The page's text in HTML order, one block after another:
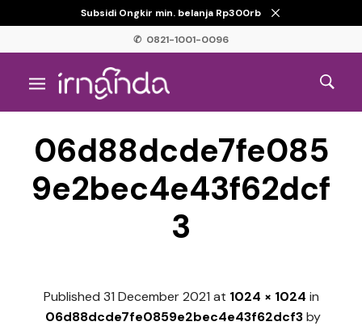
Subsidi Ongkir min. belanja Rp300rb
✆ 0821-1001-0096
06d88dcde7fe085
9e2bec4e43f62dcf
3
Published 31 December 2021 at 1024 × 1024 in
06d88dcde7fe0859e2bec4e43f62dcf3by